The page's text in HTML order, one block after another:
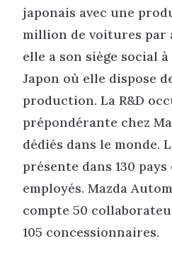
japonais avec une
million de voitures par
elle a son siège social
Japon où elle dispose
production. La R&D
prépondérante chez
dédiés dans le monde.
présente dans 130 pays
employés. Mazda
compte 50
105 concessionnaires.